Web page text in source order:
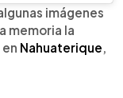
imágenes
memoria la
Nahuaterique